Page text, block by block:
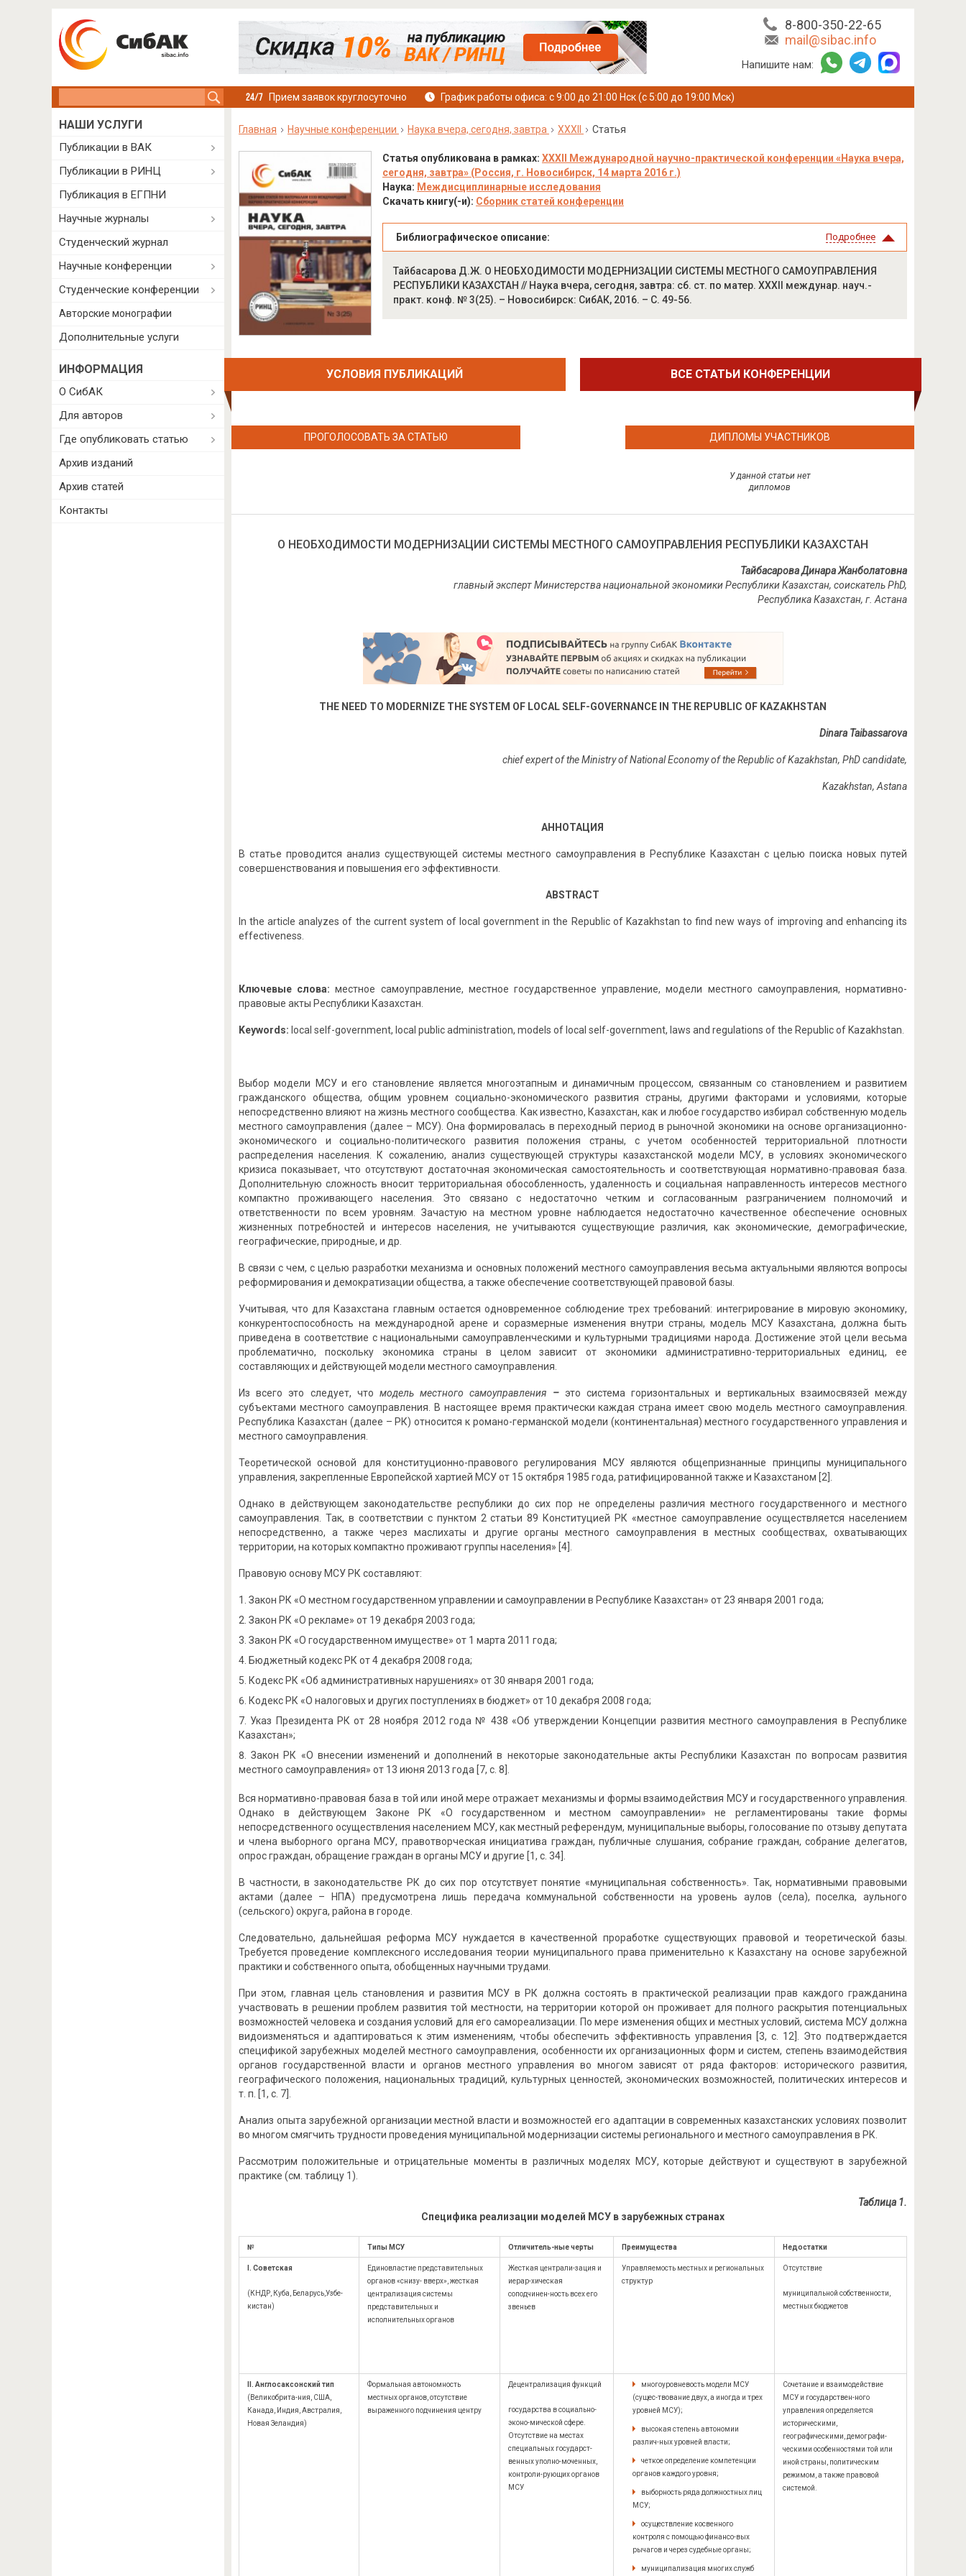
8-800-350-22-65
mail@sibac.info
Напишите нам:
Прием заявок круглосуточно График работы офиса: с 9:00 до 21:00 Нск (с 5:00 до 19:00 Мск)
Главная Научные конференции Наука вчера, сегодня, завтра XXXII Статья
Статья опубликована в рамках: XXXII Международной научно-практической конференции «Наука вчера,
сегодня, завтра» (Россия, г. Новосибирск, 14 марта 2016 г.)
Наука: Междисциплинарные исследования
Скачать книгу(-и): Сборник статей конференции
Библиографическое описание: Подробнее
Тайбасарова Д.Ж. О НЕОБХОДИМОСТИ МОДЕРНИЗАЦИИ СИСТЕМЫ МЕСТНОГО САМОУПРАВЛЕНИЯ
РЕСПУБЛИКИ КАЗАХСТАН // Наука вчера, сегодня, завтра: сб. ст. по матер. XXXII междунар. науч.-
практ. конф. № 3(25). – Новосибирск: СибАК, 2016. – С. 49-56.
УСЛОВИЯ ПУБЛИКАЦИЙ ВСЕ СТАТЬИ КОНФЕРЕНЦИИ
ПРОГОЛОСОВАТЬ ЗА СТАТЬЮ ДИПЛОМЫ УЧАСТНИКОВ
У данной статьи нет
дипломов
О НЕОБХОДИМОСТИ МОДЕРНИЗАЦИИ СИСТЕМЫ МЕСТНОГО САМОУПРАВЛЕНИЯ РЕСПУБЛИКИ КАЗАХСТАН
Тайбасарова Динара Жанболатовна
главный эксперт Министерства национальной экономики Республики Казахстан, соискательPhD,
Республика Казахстан, г. Астана
THE NEED TO MODERNIZE THE SYSTEM OF LOCALSELF-GOVERNANCE IN THE REPUBLIC OFKAZAKHSTAN
Dinara Taibassarova
chief expert of the Ministry of National Economy of the Republic of Kazakhstan, PhD candidate,
Kazakhstan, Astana
АННОТАЦИЯ
В статье проводится анализ существующей системы местного самоуправления в Республике Казахстан с целью поиска новых путей
совершенствования и повышения его эффективности.
ABSTRACT
In the article analyzes of the current system of local government in the Republic of Kazakhstan to find new ways of improving and enhancing its
effectiveness.
Ключевые слова: местное самоуправление, местное государственное управление, модели местного самоуправления, нормативно-
правовые акты Республики Казахстан.
Keywords: local self-government, local public administration, models of local self-government, laws and regulations of the Republic of Kazakhstan.
Выбор модели МСУ и его становление является многоэтапным и динамичным процессом, связанным со становлением и развитием
гражданского общества, общим уровнем социально-экономического развития страны, другими факторами и условиями, которые
непосредственно влияют на жизнь местного сообщества. Как известно, Казахстан, как и любое государство избирал собственную модель
местного самоуправления (далее – МСУ). Она формировалась в переходный период в рыночной экономики на основе орга­низационно-
экономического и социально-политического развития положения страны, с учетом особенностей территориальной плотности
распределения населения. К сожалению, анализ существующей структуры казахстанской модели МСУ, в условиях экономического
кризиса показывает, что отсутствуют достаточная экономическая самостоя­тельность и соответствующая нормативно-правовая база.
Дополнительную сложность вносит территориальная обособленность, уда­ленность и социальная направленность интересов местного
компактно проживающего населения. Это связано с недостаточно четким и согласованным разграничением полномочий и
ответственности по всем уровням. Зачастую на местном уровне наблюдается недостаточно качественное обеспечение основных
жизненных потребностей и интересов населения, не учитываются существующие различия, как экономические, демографические,
географические, природные, и др.
В связи с чем, с целью разработки механизма и основных положений местного самоуправления весьма актуальными являются вопросы
реформирования и демократизации общества, а также обеспечение соответствующей правовой базы.
Учитывая, что для Казахстана главным остается одновременное соблюдение трех требований: интегрирование в мировую экономику,
конкурентоспособность на международной арене и соразмерные изменения внутри страны, модель МСУ Казахстана, должна быть
приведена в соответствие с национальными самоуправленческими и культурными традициями народа. Достижение этой цели весьма
проблематично, поскольку экономика страны в целом зависит от экономики административно-территориальных единиц, ее
составляющих и действующей модели местного самоуправления.
Из всего это следует, что модель местного самоуправления –это система горизонтальных и вертикальных взаимосвязей между
субъектами местного самоуправления. В настоящее время практически каждая страна имеет свою модель местного самоуправления.
Республика Казахстан (далее – РК) относится к романо-германской модели (континентальная) местного государственного управления и
местного самоуправления.
Теоретической основой для конституционно-правового регулирования МСУ являются общепризнанные принципы муниципального
управления, закрепленные Европейской хартией МСУ от 15 октября 1985 года, ратифицированной также и Казахстаном [2].
Однако в действующем законодательстве республики до сих пор не определены различия местного государственного и местного
самоуправления. Так, в соответствии с пунктом 2 статьи 89 Конституцией РК «местное самоуправление осуществляется населением
непосредственно, а также через маслихаты и другие органы местного самоуправления в местных сообществах, охватывающих
территории, на которых компактно проживают группы населения» [4].
Правовую основу МСУ РК составляют:
Закон РК «О местном государственном управлении и самоуправлении в Республике Казахстан» от 23 января 2001 года;
Закон РК «О рекламе» от 19 декабря 2003 года;
Закон РК «О государственном имуществе» от 1 марта 2011 года;
Бюджетный кодекс РК от 4 декабря 2008 года;
Кодекс РК «Об административных нарушениях» от 30 января 2001 года;
Кодекс РК «О налоговых и других поступлениях в бюджет» от 10 декабря 2008 года;
Указ Президента РК от 28 ноября 2012 года № 438 «Об утверждении Концепции развития местного самоуправления в Республике
Казахстан»;
Закон РК «О внесении изменений и дополнений в некоторые законодательные акты Республики Казахстан по вопросам развития
местного самоуправления» от 13 июня 2013 года [7, c. 8].
Вся нормативно-правовая база в той или иной мере отражает механизмы и формы взаимодействия МСУ и государственного управления.
Однако в действующем Законе РК «О государственном и местном самоуправлении» не регламентированы такие формы
непосредственного осуществления населением МСУ, как местный референдум, муниципальные выборы, голосование по отзыву депутата
и члена выборного органа МСУ, правотворческая инициатива граждан, публичные слушания, собрание граждан, собрание делегатов,
опрос граждан, обращение граждан в органы МСУ и другие [1, c. 34].
В частности, в законодательстве РК до сих пор отсутствует понятие «муниципальная собственность». Так, нормативными правовыми
актами (далее – НПА) предусмотрена лишь передача коммунальной собственности на уровень аулов (села), поселка, аульного
(сельского) округа, района в городе.
Следовательно, дальнейшая реформа МСУ нуждается в качественной проработке существующих правовой и теоретической базы.
Требуется проведение комплексного исследования теории муниципального права применительно к Казахстану на основе зарубежной
практики и собственного опыта, обобщенных научными трудами.
При этом, главная цель становления и развития МСУ в РК должна состоять в практической реализации прав каждого гражданина
участвовать в решении проблем развития той местности, на территории которой он проживает для полного раскрытия потенциальных
возможностей человека и создания условий для его самореализации. По мере изменения общих и местных условий, система МСУ должна
видоизменяться и адаптироваться к этим изменениям, чтобы обеспечить эффективность управления [3, c. 12]. Это подтверждается
спецификой зарубежных моделей местного самоуправления, особенности их организационных форм и систем, степень взаимодействия
органов государственной власти и органов местного управления во многом зависят от ряда факторов: исторического развития,
географического положения, национальных традиций, культурных ценностей, экономических возможностей, политических интересов и
т. п. [1, с. 7].
Анализ опыта зарубежной организации местной власти и возможностей его адаптации в современных казахстанских условиях позволит
во многом смягчить трудности проведения муниципальной модернизации системы регионального и местного самоуправления в РК.
Рассмотрим положительные и отрицательные моменты в различных моделях МСУ, которые действуют и существуют в зарубежной
практике (см. таблицу 1).
Таблица 1.
Специфика реализации моделей МСУ в зарубежных странах
№ Типы МСУ Отличитель-ные черты Преимущества Недостатки
I. Советская
(КНДР, Куба, Беларусь,Узбе-
кистан)
Единовластие представительных
органов «снизу- вверх», жесткая
централизация системы
представительных и
исполнительных органов
Жесткая централи-зация и
иерар-хическая
соподчинен-ность всех его
звеньев
Управляемость местных и региональных
структур
Отсутствие
муниципальной собственности,
местных бюджетов
II. Англосаксонский тип
(Великобрита-ния, США,
Канада, Индия, Австралия,
Новая Зеландия)
Формальная автономность
местных органов, отсутствие
выраженного подчинения центру
Децентрализация функций
государства в социально-
эконо-мической сфере.
Отсутствие на местах
специальных государст-
венных уполно-моченных,
контроли-рующих органов
МСУ
многоуровневость модели МСУ
(сущес-твование двух, а иногда и трех
уровней МСУ);
высокая степень автономии
различ-ных уровней власти;
четкое определение компетенции
органов каждого уровня;
выборность ряда должностных лиц
МСУ;
осуществление косвенного
контроля с помощью финансо-вых
рычагов и через судебные органы;
муниципализация многих служб
Сочетание и взаимодействие
МСУ и государствен-ного
управления определяется
историческими,
географическими, демографи-
ческими особенностями той или
иной страны, политическим
режимом, а также правовой
системой.
НАШИ УСЛУГИ
Публикации в ВАК
Публикации в РИНЦ
Публикация в ЕГПНИ
Научные журналы
Студенческий журнал
Научные конференции
Студенческие конференции
Авторские монографии
Дополнительные услуги
ИНФОРМАЦИЯ
О СибАК
Для авторов
Где опубликовать статью
Архив изданий
Архив статей
Контакты